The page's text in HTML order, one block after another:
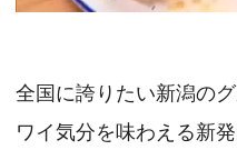
全国に誇りたい新潟の
ワイ気分を味わえる新